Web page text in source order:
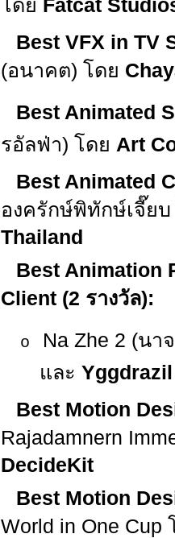
โดย Fatcat
Best VFX in TV
(อนาคต) โดย
Best Animated
รอัลฟ่า) โดย Art
Best Animated
องครักษ์พิทักษ์เจี๊ยบ
Thailand
Best Animation
Client (2 รางวัล):
o Na Zhe 2 (นา
และ
Best Motion
Rajadamnern
DecideKit
Best Motion
World in One Cup